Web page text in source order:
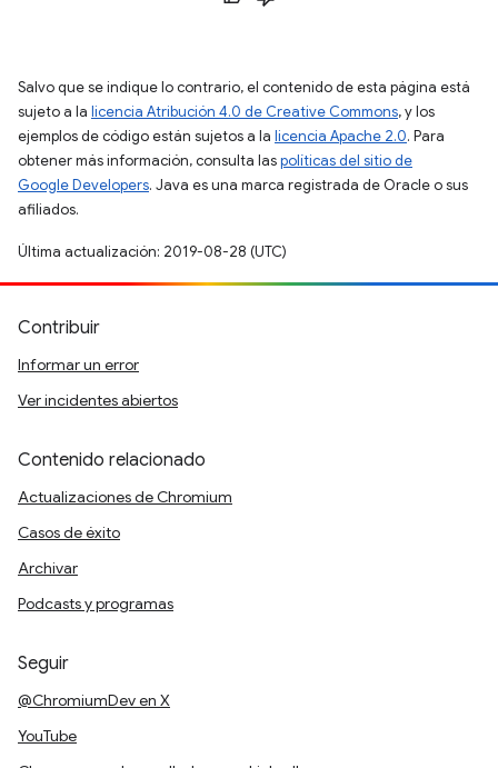
Salvo que se indique lo contrario, el contenido de esta página está
sujeto a la licencia Atribución 4.0 de Creative Commons, y los
ejemplos de código están sujetos a la licencia Apache 2.0. Para
obtener más información, consulta laspolíticas del sitio de
Google Developers. Java es una marca registrada de Oracle o sus
afiliados.
Última actualización: 2019-08-28 (UTC)
Contribuir
Informar un error
Ver incidentes abiertos
Contenido relacionado
Actualizaciones de Chromium
Casos de éxito
Archivar
Podcasts y programas
Seguir
@ChromiumDev en X
YouTube